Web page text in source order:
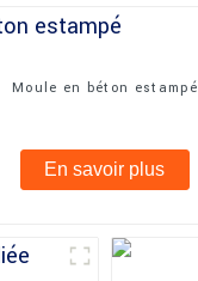
Moule en béton estampé
En savoir plus